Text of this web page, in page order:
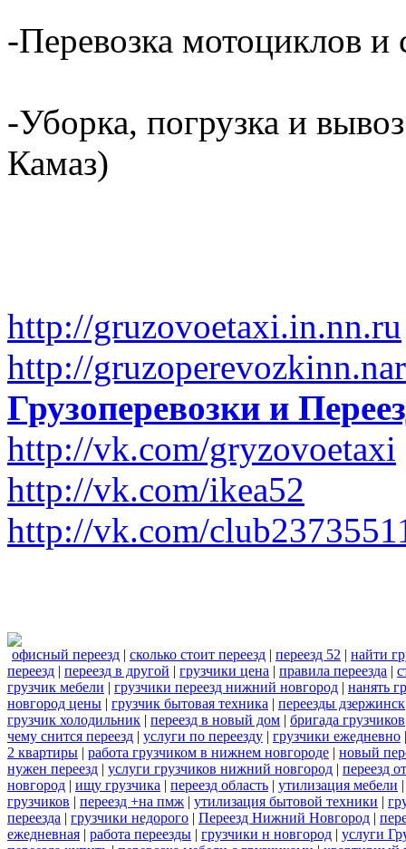
-Перевозка мотоциклов и
-Уборка, погрузка и
Камаз)
http://gruzovoetaxi.in.nn.ru
http://
Грузоперевозки и
http://vk.com/gryzovoetaxi
http://vk.com/ikea52
http://vk.com/
офисный переезд | сколько стоит переезд | переезд 52 | найти
переезд | переезд в другой | грузчики цена | правила переезда |
грузчик мебели | грузчики переезд нижний новгород | нанять
новгород цены | грузчик бытовая техника | переезды дзержинск
грузчик холодильник | переезд в новый дом | бригада грузчиков
чему снится переезд | услуги по переезду | грузчики ежедневно
2 квартиры | работа грузчиком в нижнем новгороде | новый
нужен переезд | услуги грузчиков нижний новгород | переезд
новгород | ищу грузчика | переезд область | утилизация мебели
грузчиков | переезд +на пмж | утилизация бытовой техники |
переезда | грузчики недорого | Переезд Нижний Новгород |
ежедневная | работа переезды | грузчики н новгород | услуги